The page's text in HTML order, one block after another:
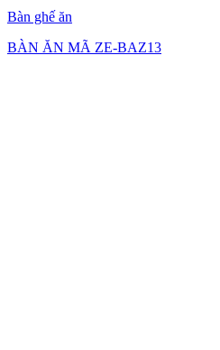
Bàn ghế ăn
BÀN ĂN MÃ ZE-BAZ13